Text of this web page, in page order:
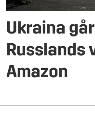
Ukraina
Russlands
Amazon